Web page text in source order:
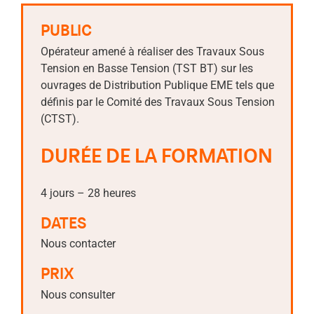
PUBLIC
Opérateur amené à réaliser des Travaux Sous
Tension en Basse Tension (TST BT) sur les
ouvrages de Distribution Publique EME tels que
définis par le Comité des Travaux Sous Tension
(CTST).
DURÉE DE LA FORMATION
4 jours – 28 heures
DATES
Nous contacter
PRIX
Nous consulter